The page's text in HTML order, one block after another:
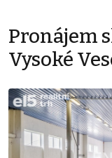
Pronájem
Vysoké